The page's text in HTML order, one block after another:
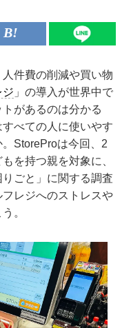
件費の削減や買い物
ジ 」の導入が世界中で
があるのは分かる
べての人に使いやす
StoreProは今回、2
を持つ親を対象に、
りごと」に関する調査
レジへのストレスや
。